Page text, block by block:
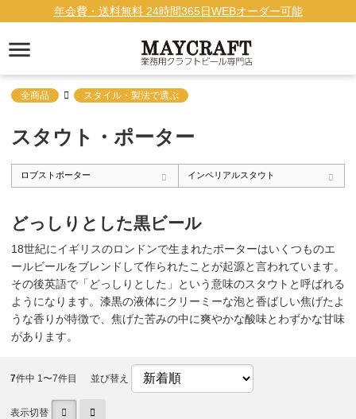
年会費・送料無料 24時間365日WEBオーダー可能
全商品 スタイル・製法で選ぶ
スタウト・ポーター
ロブストポーター インペリアルスタウト
どっしりとした黒ビール
18世紀にイギリスのロンドンで生まれたポーターはいくつものエ
ールビールをブレンドして作られたことが起源と言われています。
その後英語で「どっしりとした」という意味のスタウトと呼ばれる
ようになります。漆黒の液体にクリーミーな泡と香ばしい焦げたよ
うな香りが特徴で、焦げた苦みの中に爽やかな酸味とわずかな甘味
があります。
7件中 1〜7件目 並び替え
表示切替